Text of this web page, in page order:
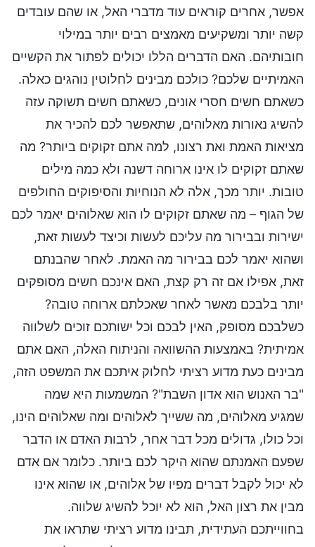
אפשר, אחרים קוראים עוד מדברי האל, או שהם עובדים
קשה יותר ומשקיעים מאמצים רבים יותר במילוי
חובותיהם. האם הדברים הללו יכולים לפתור את הקשיים
האמיתיים שלכם? כולכם מבינים לחלוטין נוהגים כאלה.
כשאתם חשים חסרי אונים, כשאתם חשים תשוקה עזה
להשיג נאורות מאלוהים, שתאפשר לכם להכיר את
מציאות האמת ואת רצונו, למה אתם זקוקים ביותר? מה
שאתם זקוקים לו אינו ארוחה דשנה ולא כמה מילים
טובות. יותר מכך, אלה לא הנוחיות והסיפוקים החולפים
של הגוף – מה שאתם זקוקים לו הוא שאלוהים יאמר לכם
ישירות ובבירור מה עליכם לעשות וכיצד לעשות זאת,
ושהוא יאמר לכם בבירור מה האמת. לאחר שהבנתם
זאת, אפילו אם זה רק קצת, האם אינכם חשים מסופקים
יותר בלבכם מאשר לאחר שאכלתם ארוחה טובה?
כשלבכם מסופק, האין לבכם וכל ישותכם זוכים לשלווה
אמיתית? באמצעות ההשוואה והניתוח האלה, האם אתם
מבינים כעת מדוע רציתי לחלוק איתכם את המשפט הזה,
"בר האנוש הוא אדון השבת"? המשמעות היא שמה
שמגיע מאלוהים, מה ששייך לאלוהים ומה שאלוהים הינו,
וכל כולו, גדולים מכל דבר אחר, לרבות האדם או הדבר
שפעם האמנתם שהוא היקר לכם ביותר. כלומר אם אדם
לא יכול לקבל דברים מפיו של אלוהים, או שהוא אינו
מבין את רצון האל, הוא לא יוכל להשיג שלווה.
בחווייתכם העתידית, תבינו מדוע רציתי שתראו את